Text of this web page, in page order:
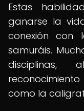
Estas
ganarse la
conexión con
samuráis.
disciplinas,
como la